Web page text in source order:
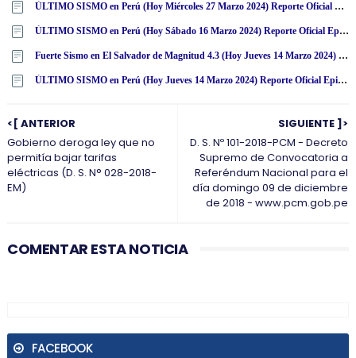
ÚLTIMO SISMO en Perú (Hoy Miércoles 27 Marzo 2024) Reporte Oficial Epicentro IGP
ÚLTIMO SISMO en Perú (Hoy Sábado 16 Marzo 2024) Reporte Oficial Epicentro IGP
Fuerte Sismo en El Salvador de Magnitud 4.3 (Hoy Jueves 14 Marzo 2024) Terremoto Temblor Epicentro - San Salvador - USGS
ÚLTIMO SISMO en Perú (Hoy Jueves 14 Marzo 2024) Reporte Oficial Epicentro IGP
SIGUIENTE ]>
D. S. Nº 101-2018-PCM - Decreto
Supremo de Convocatoria a
Referéndum Nacional para el
día domingo 09 de diciembre
de 2018 - www.pcm.gob.pe
<[ ANTERIOR
Gobierno deroga ley que no
permitía bajar tarifas
eléctricas (D. S. N° 028-2018-
EM)
COMENTAR ESTA NOTICIA
FACEBOOK